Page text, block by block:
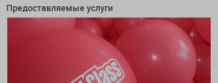
Предоставляемые услуги